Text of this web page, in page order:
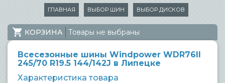
ГЛАВНАЯ ВЫБОР ШИН ВЫБОР ДИСКОВ
КОРЗИНА Товары не выбраны
Всесезонные шины Windpower WDR76II
245/70 R19.5 144/142J в Липецке
Характеристика товара